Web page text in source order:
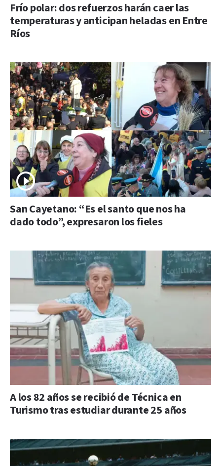
Frío polar: dos refuerzos harán caer las
temperaturas y anticipan heladas en Entre
Ríos
San Cayetano: “Es el santo que nos ha
dado todo”, expresaron los fieles
A los 82 años se recibió de Técnica en
Turismo tras estudiar durante 25 años